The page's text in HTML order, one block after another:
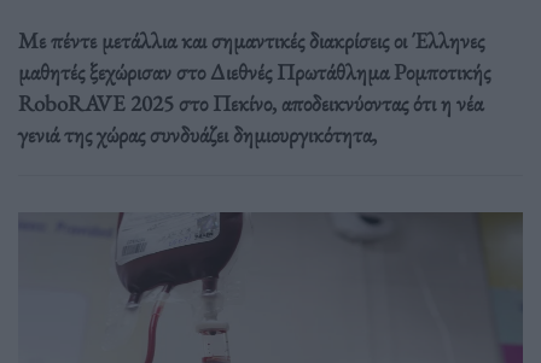
Με πέντε μετάλλια και σημαντικές διακρίσεις οι Έλληνες
μαθητές ξεχώρισαν στο Διεθνές Πρωτάθλημα Ρομποτικής
RoboRAVE 2025 στο Πεκίνο, αποδεικνύοντας ότι η νέα
γενιά της χώρας συνδυάζει δημιουργικότητα,